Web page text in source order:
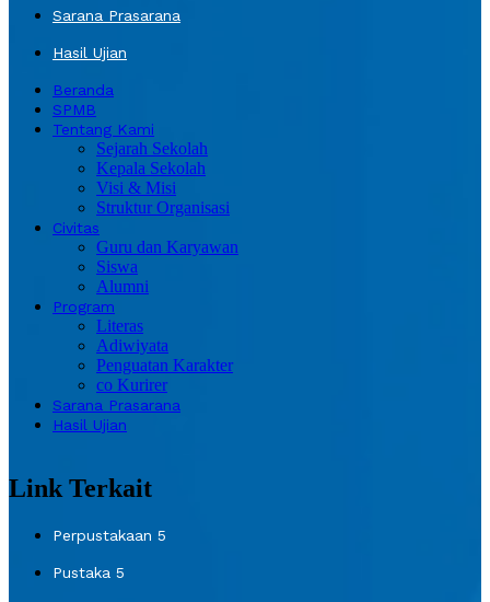
Sarana Prasarana
Hasil Ujian
Beranda
SPMB
Tentang Kami
Sejarah Sekolah
Kepala Sekolah
Visi & Misi
Struktur Organisasi
Civitas
Guru dan Karyawan
Siswa
Alumni
Program
Literas
Adiwiyata
Penguatan Karakter
co Kurirer
Sarana Prasarana
Hasil Ujian
Link Terkait
Perpustakaan 5
Pustaka 5